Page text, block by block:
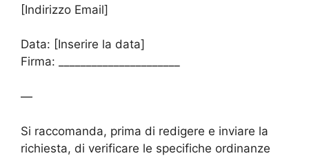
[Indirizzo Email]
Data: [Inserire la data]
Firma: ______________________
—
Si raccomanda, prima di redigere e inviare la
richiesta, di verificare le specifiche ordinanze